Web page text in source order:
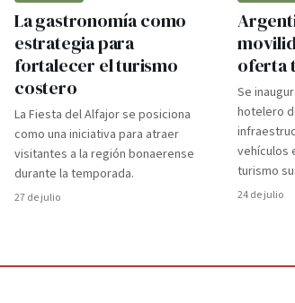
La gastronomía como
estrategia para
fortalecer el turismo
costero
La Fiesta del Alfajor se posiciona
como una iniciativa para atraer
visitantes a la región bonaerense
durante la temporada.
27 de julio
oferta
Se
hotelero
vehículos
turismo
24 de julio